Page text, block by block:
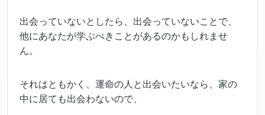
出会っていないとしたら、出会っていないことで、
他にあなたが学ぶべきことがあるのかもしれませ
ん。
それはともかく、運命の人と出会いたいなら、家の
中に居ても出会わないので、